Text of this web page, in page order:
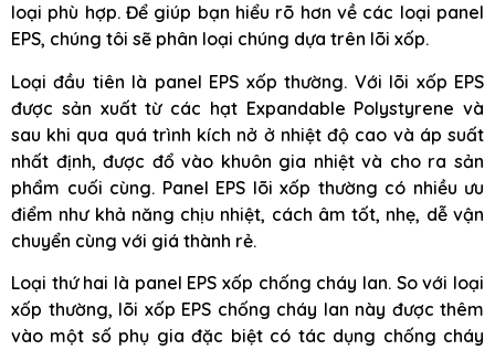
loại phù hợp. Để giúp bạn hiểu rõ hơn về các loại panel
EPS, chúng tôi sẽ phân loại chúng dựa trên lõi xốp.
Loại đầu tiên là panel EPS xốp thường. Với lõi xốp EPS
được sản xuất từ các hạt Expandable Polystyrene và
sau khi qua quá trình kích nở ở nhiệt độ cao và áp suất
nhất định, được đổ vào khuôn gia nhiệt và cho ra sản
phẩm cuối cùng. Panel EPS lõi xốp thường có nhiều ưu
điểm như khả năng chịu nhiệt, cách âm tốt, nhẹ, dễ vận
chuyển cùng với giá thành rẻ.
Loại thứ hai là panel EPS xốp chống cháy lan. So với loại
xốp thường, lõi xốp EPS chống cháy lan này được thêm
vào một số phụ gia đặc biệt có tác dụng chống cháy